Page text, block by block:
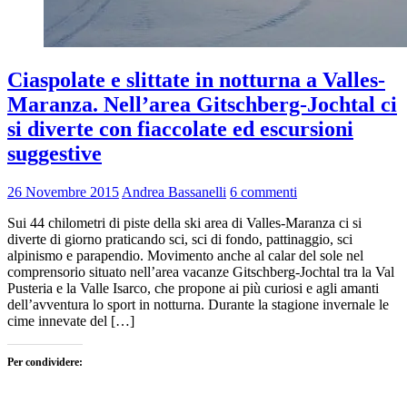
Ciaspolate e slittate in notturna a Valles-
Maranza. Nell’area Gitschberg-Jochtal ci
si diverte con fiaccolate ed escursioni
suggestive
26 Novembre 2015 Andrea Bassanelli 6 commenti
Sui 44 chilometri di piste della ski area di Valles-Maranza ci si
diverte di giorno praticando sci, sci di fondo, pattinaggio, sci
alpinismo e parapendio. Movimento anche al calar del sole nel
comprensorio situato nell’area vacanze Gitschberg-Jochtal tra la Val
Pusteria e la Valle Isarco, che propone ai più curiosi e agli amanti
dell’avventura lo sport in notturna. Durante la stagione invernale le
cime innevate del […]
Per condividere: